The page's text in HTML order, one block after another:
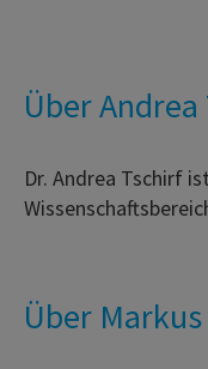
Über
Dr. Andrea Tschirf
Über